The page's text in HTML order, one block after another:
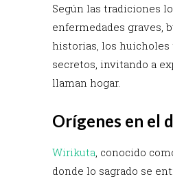
Según las tradiciones
enfermedades graves,
historias, los huicholes
secretos, invitando a
llaman hogar.
Orígenes en el
Wirikuta , conocido
donde lo sagrado se